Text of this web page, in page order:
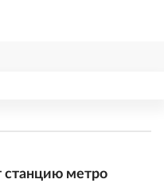
станцию метро